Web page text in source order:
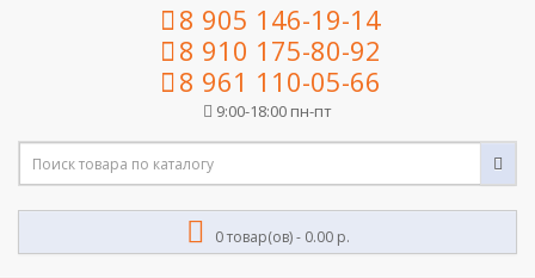
8 905 146-19-14
8 910 175-80-92
8 961 110-05-66
9:00-18:00 пн-пт
0 товар(ов) - 0.00 р.